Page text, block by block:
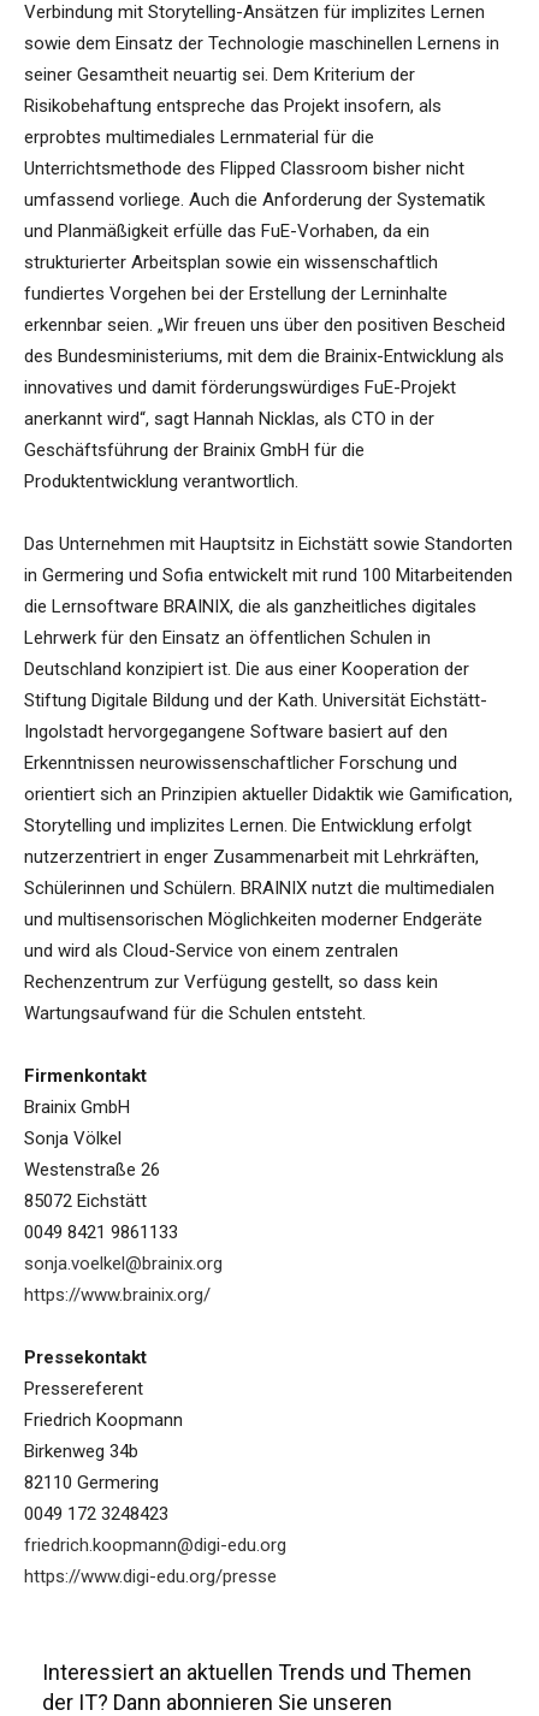
Verbindung mit Storytelling-Ansätzen für implizites Lernen
sowie dem Einsatz der Technologie maschinellen Lernens in
seiner Gesamtheit neuartig sei. Dem Kriterium der
Risikobehaftung entspreche das Projekt insofern, als
erprobtes multimediales Lernmaterial für die
Unterrichtsmethode des Flipped Classroom bisher nicht
umfassend vorliege. Auch die Anforderung der Systematik
und Planmäßigkeit erfülle das FuE-Vorhaben, da ein
strukturierter Arbeitsplan sowie ein wissenschaftlich
fundiertes Vorgehen bei der Erstellung der Lerninhalte
erkennbar seien. „Wir freuen uns über den positiven Bescheid
des Bundesministeriums, mit dem die Brainix-Entwicklung als
innovatives und damit förderungswürdiges FuE-Projekt
anerkannt wird“, sagt Hannah Nicklas, als CTO in der
Geschäftsführung der Brainix GmbH für die
Produktentwicklung verantwortlich.
Das Unternehmen mit Hauptsitz in Eichstätt sowie Standorten
in Germering und Sofia entwickelt mit rund 100 Mitarbeitenden
die Lernsoftware BRAINIX, die als ganzheitliches digitales
Lehrwerk für den Einsatz an öffentlichen Schulen in
Deutschland konzipiert ist. Die aus einer Kooperation der
Stiftung Digitale Bildung und der Kath. Universität Eichstätt-
Ingolstadt hervorgegangene Software basiert auf den
Erkenntnissen neurowissenschaftlicher Forschung und
orientiert sich an Prinzipien aktueller Didaktik wie Gamification,
Storytelling und implizites Lernen. Die Entwicklung erfolgt
nutzerzentriert in enger Zusammenarbeit mit Lehrkräften,
Schülerinnen und Schülern. BRAINIX nutzt die multimedialen
und multisensorischen Möglichkeiten moderner Endgeräte
und wird als Cloud-Service von einem zentralen
Rechenzentrum zur Verfügung gestellt, so dass kein
Wartungsaufwand für die Schulen entsteht.
Firmenkontakt
Brainix GmbH
Sonja Völkel
Westenstraße 26
85072 Eichstätt
0049 8421 9861133
sonja.voelkel@brainix.org
https://www.brainix.org/
Pressekontakt
Pressereferent
Friedrich Koopmann
Birkenweg 34b
82110 Germering
0049 172 3248423
friedrich.koopmann@digi-edu.org
https://www.digi-edu.org/presse
Interessiert an aktuellen Trends und Themen
der IT? Dann abonnieren Sie unseren